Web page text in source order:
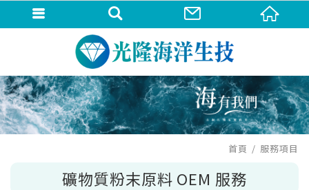
首頁 服務項目
礦物質粉末原料 OEM 服務